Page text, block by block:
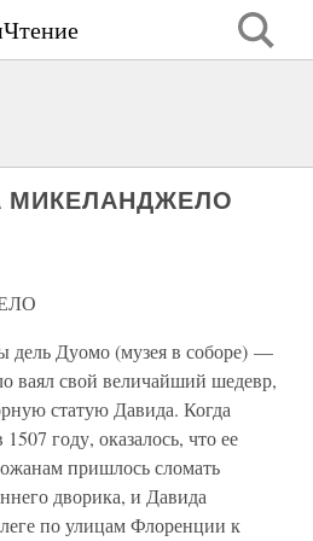
МИКЕЛАНДЖЕЛО
дель Дуомо (музея в соборе) —
ваял свой величайший шедевр,
статую Давида. Когда
году, оказалось, что ее
пришлось сломать
дворика, и Давида
по улицам Флоренции к